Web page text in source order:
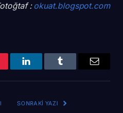
:okuat.blogspot.com
LinkedInTumblr Email
SONRAKI YAZI